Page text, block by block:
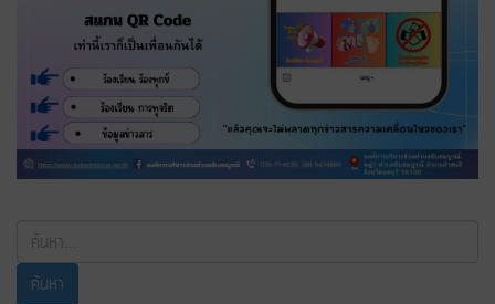
ค้นหา...
ค้นหา